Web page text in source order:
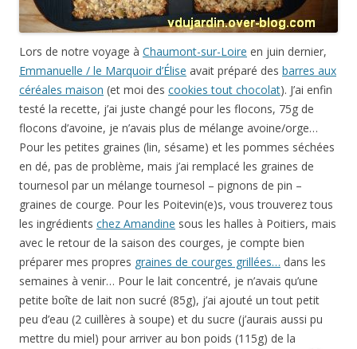
Lors de notre voyage à Chaumont-sur-Loire en juin dernier,
Emmanuelle / le Marquoir d’Élise avait préparé des barres aux
céréales maison (et moi des cookies tout chocolat). J’ai enfin
testé la recette, j’ai juste changé pour les flocons, 75g de
flocons d’avoine, je n’avais plus de mélange avoine/orge…
Pour les petites graines (lin, sésame) et les pommes séchées
en dé, pas de problème, mais j’ai remplacé les graines de
tournesol par un mélange tournesol – pignons de pin –
graines de courge. Pour les Poitevin(e)s, vous trouverez tous
les ingrédients chez Amandine sous les halles à Poitiers, mais
avec le retour de la saison des courges, je compte bien
préparer mes propres graines de courges grillées… dans les
semaines à venir… Pour le lait concentré, je n’avais qu’une
petite boîte de lait non sucré (85g), j’ai ajouté un tout petit
peu d’eau (2 cuillères à soupe) et du sucre (j’aurais aussi pu
mettre du miel) pour arriver au bon poids (115g) de la